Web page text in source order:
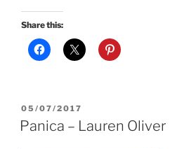
Share this:
POSTED
ON
05/07/2017
Panica – Lauren Oliver